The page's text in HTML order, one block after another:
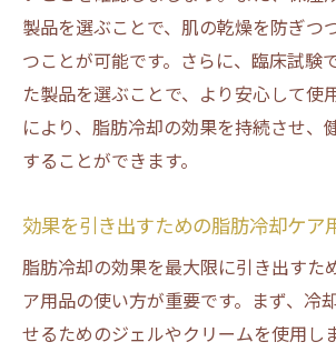
脂肪冷却効果をアップさせ
び方
脂肪冷却後の肌を守るため
の活用法
脂肪冷却の効果をサポートす
脂肪冷却ケア用品の効果を
度
脂肪冷却後のケア用品で得
メリット
製品を選ぶことで、肌の乾燥を防ぎつ
つことが可能です。さらに、臨床試験
た製品を選ぶことで、より安心して使
により、脂肪冷却の効果を持続させ、
することができます。
効果を引き出すための脂肪冷却ケア
脂肪冷却の効果を最大限に引き出すた
ア用品の使い方が重要です。まず、冷
せるためのジェルやクリームを使用し